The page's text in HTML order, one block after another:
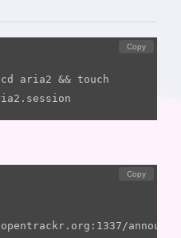
aria2 && touch
Copy
Copy